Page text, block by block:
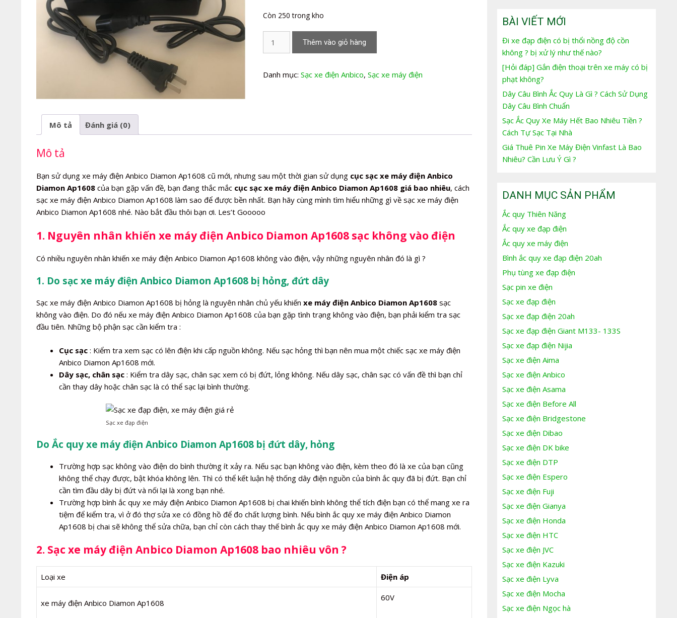
Còn 250 trong kho
điện
lượng
Thêm vào giỏ hàng
Danh mục: Sạc xe điện Anbico, Sạc xe máy điện
Mô tả Đánh giá (0)
Mô tả
Bạn sử dụng xe máy điện Anbico Diamon Ap1608 cũ mới, nhưng sau một thời gian sử dụng cục sạc xe máy điện Anbico
Diamon Ap1608 của bạn gặp vấn đề, bạn đang thắc mắc cục sạc xe máy điện Anbico Diamon Ap1608 giá bao nhiêu, cách
sạc xe máy điện Anbico Diamon Ap1608 làm sao để được bền nhất. Bạn hãy cùng mình tìm hiểu những gì về sạc xe máy điện
Anbico Diamon Ap1608 nhé. Nào bắt đầu thôi bạn ơi. Les’t Gooooo
1. Nguyên nhân khiến xe máy điện Anbico Diamon Ap1608 sạc không vào điện
Có nhiều nguyên nhân khiến xe máy điện Anbico Diamon Ap1608 không vào điện, vậy những nguyên nhân đó là gì ?
1. Do sạc xe máy điện Anbico Diamon Ap1608 bị hỏng, đứt dây
Sạc xe máy điện Anbico Diamon Ap1608 bị hỏng là nguyên nhân chủ yếu khiến xe máy điện Anbico Diamon Ap1608 sạc
không vào điện. Do đó nếu xe máy điện Anbico Diamon Ap1608 của bạn gặp tình trạng không vào điện, bạn phải kiểm tra sạc
đầu tiên. Những bộ phận sạc cần kiểm tra :
Cục sạc : Kiểm tra xem sạc có lên điện khi cấp nguồn không. Nếu sạc hỏng thì bạn nên mua một chiếc sạc xe máy điện
Anbico Diamon Ap1608 mới.
Dây sạc, chân sạc : Kiểm tra dây sạc, chân sạc xem có bị đứt, lỏng không. Nếu dây sạc, chân sạc có vấn đề thì bạn chỉ
cần thay dây hoặc chân sạc là có thể sạc lại bình thường.
Sạc xe đạp điện
Do Ắc quy xe máy điện Anbico Diamon Ap1608 bị đứt dây, hỏng
Trường hợp sạc không vào điện do bình thường ít xảy ra. Nếu sạc bạn không vào điện, kèm theo đó là xe của bạn cũng
không thể chạy được, bật khóa không lên. Thì có thể kết luận hệ thống dây điện nguồn của bình ắc quy đã bị đứt. Bạn chỉ
cần tìm đầu dây bị đứt và nối lại là xong bạn nhé.
Trường hợp bình ắc quy xe máy điện Anbico Diamon Ap1608 bị chai khiến bình không thể tích điện bạn có thể mang xe ra
tiệm để kiểm tra, vì ở đó thợ sửa xe có đồng hồ để đo chất lượng bình. Nếu bình ắc quy xe máy điện Anbico Diamon
Ap1608 bị chai sẽ không thể sửa chữa, bạn chỉ còn cách thay thế bình ắc quy xe máy điện Anbico Diamon Ap1608 mới.
2. Sạc xe máy điện Anbico Diamon Ap1608 bao nhiêu vôn ?
Loại xe Điện áp
xe máy điện Anbico Diamon Ap1608
60V
BÀI VIẾT MỚI
Đi xe đạp điện có bị thổi nồng độ cồn
không ? bị xử lý như thế nào?
[Hỏi đáp] Gắn điện thoại trên xe máy có bị
phạt không?
Dây Câu Bình Ắc Quy Là Gì ? Cách Sử Dụng
Dây Câu Bình Chuẩn
Sạc Ắc Quy Xe Máy Hết Bao Nhiêu Tiền ?
Cách Tự Sạc Tại Nhà
Giá Thuê Pin Xe Máy Điện Vinfast Là Bao
Nhiêu? Cần Lưu Ý Gì ?
DANH MỤC SẢN PHẨM
Ắc quy Thiên Năng
Ắc quy xe đạp điện
Ắc quy xe máy điện
Bình ắc quy xe đạp điện 20ah
Phụ tùng xe đạp điện
Sạc pin xe điện
Sạc xe đạp điện
Sạc xe đạp điện 20ah
Sạc xe đạp điện Giant M133- 133S
Sạc xe đạp điện Nijia
Sạc xe điện Aima
Sạc xe điện Anbico
Sạc xe điện Asama
Sạc xe điện Before All
Sạc xe điện Bridgestone
Sạc xe điện Dibao
Sạc xe điện DK bike
Sạc xe điện DTP
Sạc xe điện Espero
Sạc xe điện Fuji
Sạc xe điện Gianya
Sạc xe điện Honda
Sạc xe điện HTC
Sạc xe điện JVC
Sạc xe điện Kazuki
Sạc xe điện Lyva
Sạc xe điện Mocha
Sạc xe điện Ngọc hà